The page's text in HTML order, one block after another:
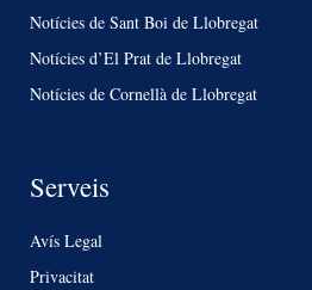
Notícies de Sant Boi de Llobregat
Notícies d’El Prat de Llobregat
Notícies de Cornellà de Llobregat
Serveis
Avís Legal
Privacitat